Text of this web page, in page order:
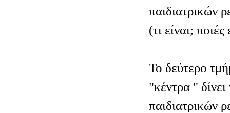
παιδιατρικών
(τι είναι;
Το δεύτερο
"κέντρα " δίνει
παιδιατρικών